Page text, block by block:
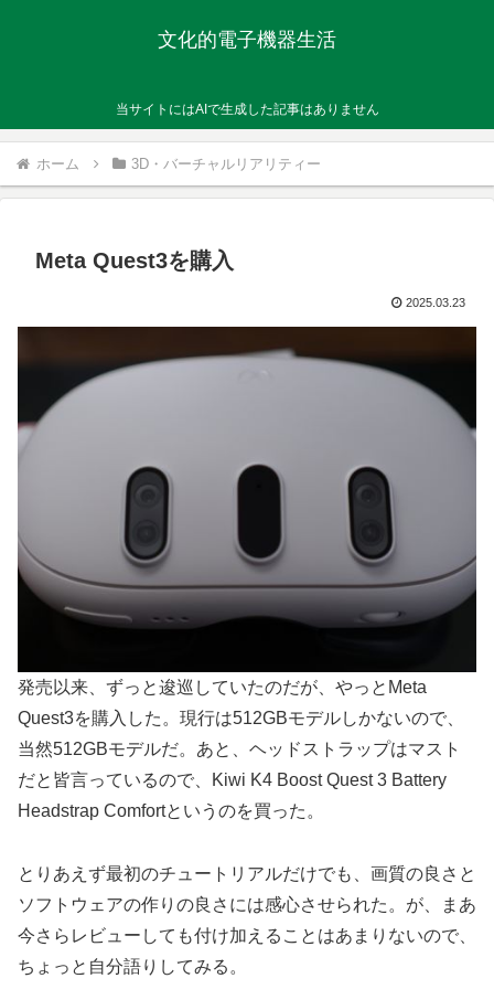
文化的電子機器生活
当サイトにはAIで生成した記事はありません
ホーム 3D・バーチャルリアリティー
Meta Quest3を購入
2025.03.23
発売以来、ずっと逡巡していたのだが、やっとMeta
Quest3を購入した。現行は512GBモデルしかないので、
当然512GBモデルだ。あと、ヘッドストラップはマスト
だと皆言っているので、Kiwi K4 Boost Quest 3 Battery
Headstrap Comfortというのを買った。
とりあえず最初のチュートリアルだけでも、画質の良さと
ソフトウェアの作りの良さには感心させられた。が、まあ
今さらレビューしても付け加えることはあまりないので、
ちょっと自分語りしてみる。